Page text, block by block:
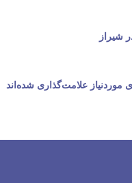
شیراز
موردنیاز علامت‌گذاری شده‌اند